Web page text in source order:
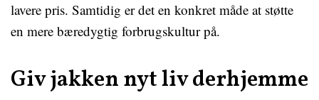
lavere pris. Samtidig er det en konkret måde at støtte
en mere bæredygtig forbrugskultur på.
Giv jakken nyt liv derhjemme